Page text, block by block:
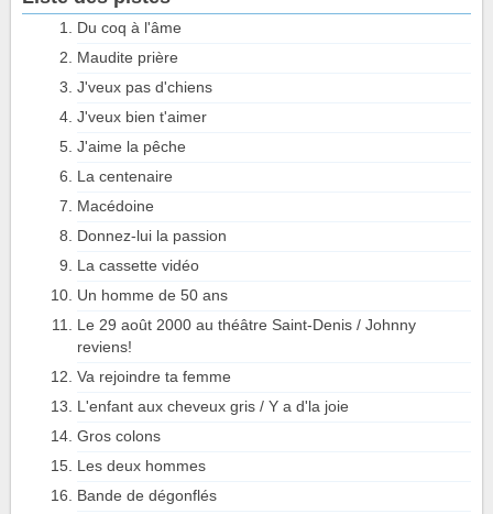
Du coq à l'âme
Maudite prière
J'veux pas d'chiens
J'veux bien t'aimer
J'aime la pêche
La centenaire
Macédoine
Donnez-lui la passion
La cassette vidéo
Un homme de 50 ans
Le 29 août 2000 au théâtre Saint-Denis / Johnny
reviens!
Va rejoindre ta femme
L'enfant aux cheveux gris / Y a d'la joie
Gros colons
Les deux hommes
Bande de dégonflés